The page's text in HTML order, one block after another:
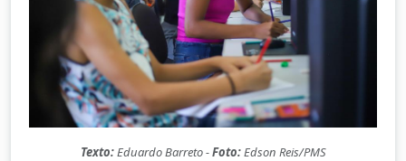
Texto:Eduardo Barreto -Foto:Edson Reis/PMS